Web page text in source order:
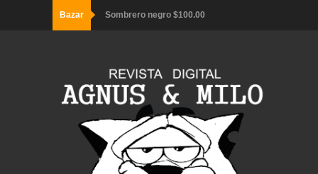
Bazar Sombrero negro $100.00
Sombrero gamuza $65.00
Cruz decorativa $65.00